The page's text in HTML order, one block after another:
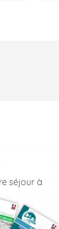
séjour à